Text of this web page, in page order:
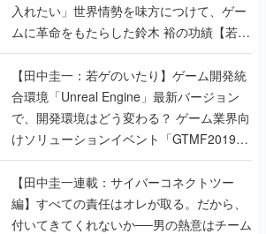
入れたい」世界情勢を味方につけて、ゲー
ムに革命をもたらした鈴木 裕の功績【若ゲ
のいたり】
【田中圭一：若ゲのいたり】ゲーム開発統
合環境「Unreal Engine」最新バージョン
で、開発環境はどう変わる？ ゲーム業界向
けソリューションイベント「GTMF2019」
に行って、より理解を深めよう【PR】
【田中圭一連載：サイバーコネクトツー
編】すべての責任はオレが取る。だから、
付いてきてくれないか──男の熱意はチーム